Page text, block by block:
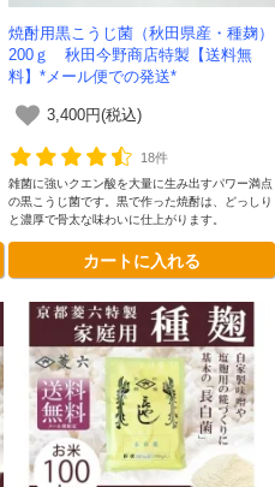
焼酎用黒こうじ菌（秋田県産・種麹）
200ｇ 秋田今野商店特製【送料無
料】*メール便での発送*
3,400円(税込)
18件
雑菌に強いクエン酸を大量に生み出すパワー満点
の黒こうじ菌です。黒で作った焼酎は、どっしり
と濃厚で骨太な味わいに仕上がります。
カートに入れる